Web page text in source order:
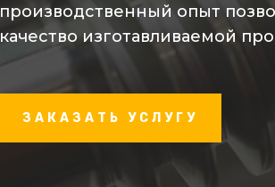
производственный опыт
качество изготавливаемой
ЗАКАЗАТЬ УСЛУГУ